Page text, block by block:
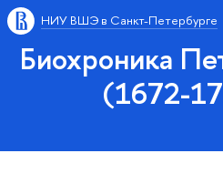
НИУ ВШЭ в Санкт-Петербурге
Биохроника
(1672-